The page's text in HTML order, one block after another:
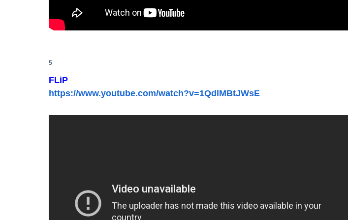
アイナ・ジ・エンドの尻はタマランわ
【これは重い】江口寿史さん「自分の絵ごと、このジャンルはそろそろ終わりかな」
【悲報】ジ・Oが急に動かなくなった
【動画】美人ボートレーサーさん(24)、ガチで美人wwwwww
【画像】32歳美人さん、漫画グッズの注文キャンセルを43億円分繰り返しまくり逮捕
5
FLiP
https://www.youtube.com/watch?v=1QdlMBtJWsE